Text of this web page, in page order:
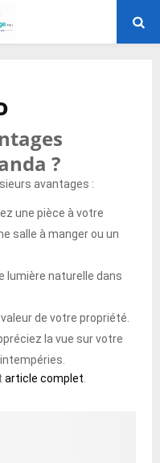
?
avantages :
une pièce à votre
salle à manger ou un
lumière naturelle dans
de votre propriété.
la vue sur votre
article complet